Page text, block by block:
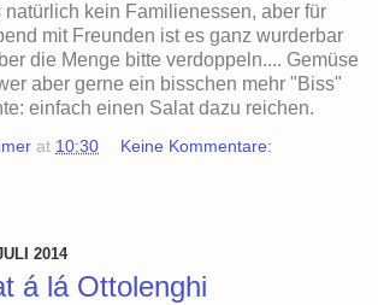
kein Familienessen, aber für
mit Freunden ist es ganz wurderbar
die Menge bitte verdoppeln.... Gemüse
aber gerne ein bisschen mehr "Biss"
einfach einen Salat dazu reichen.
at 10:30 Keine Kommentare:
2014
á lá Ottolenghi